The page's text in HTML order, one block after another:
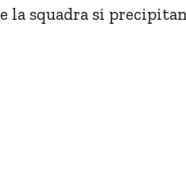
la squadra si